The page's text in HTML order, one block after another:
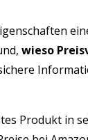
wieso
Produkt in